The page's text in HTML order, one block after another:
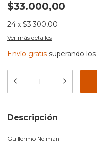
$33.000,00
24 x $3.300,00
Ver más detalles
Envío gratis superando los
Descripción
Guillermo Neiman